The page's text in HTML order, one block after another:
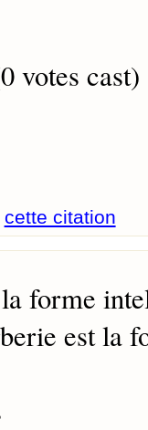
votes cast)
cette citation
forme
est la